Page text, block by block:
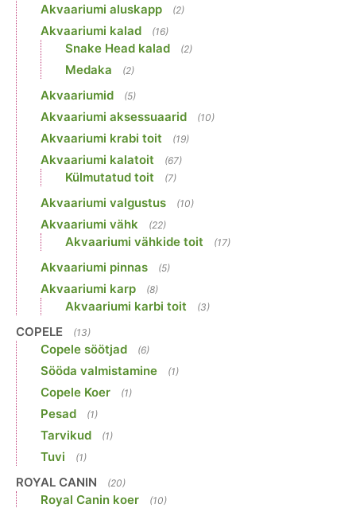
Akvaariumi aluskapp (2)
Akvaariumi kalad (16)
Snake Head kalad (2)
Medaka (2)
Akvaariumid (5)
Akvaariumi aksessuaarid (10)
Akvaariumi krabi toit (19)
Akvaariumi kalatoit (67)
Külmutatud toit (7)
Akvaariumi valgustus (10)
Akvaariumi vähk (22)
Akvaariumi vähkide toit (17)
Akvaariumi pinnas (5)
Akvaariumi karp (8)
Akvaariumi karbi toit (3)
COPELE (13)
Copele söötjad (6)
Sööda valmistamine (1)
Copele Koer (1)
Pesad (1)
Tarvikud (1)
Tuvi (1)
ROYAL CANIN (20)
Royal Canin koer (10)